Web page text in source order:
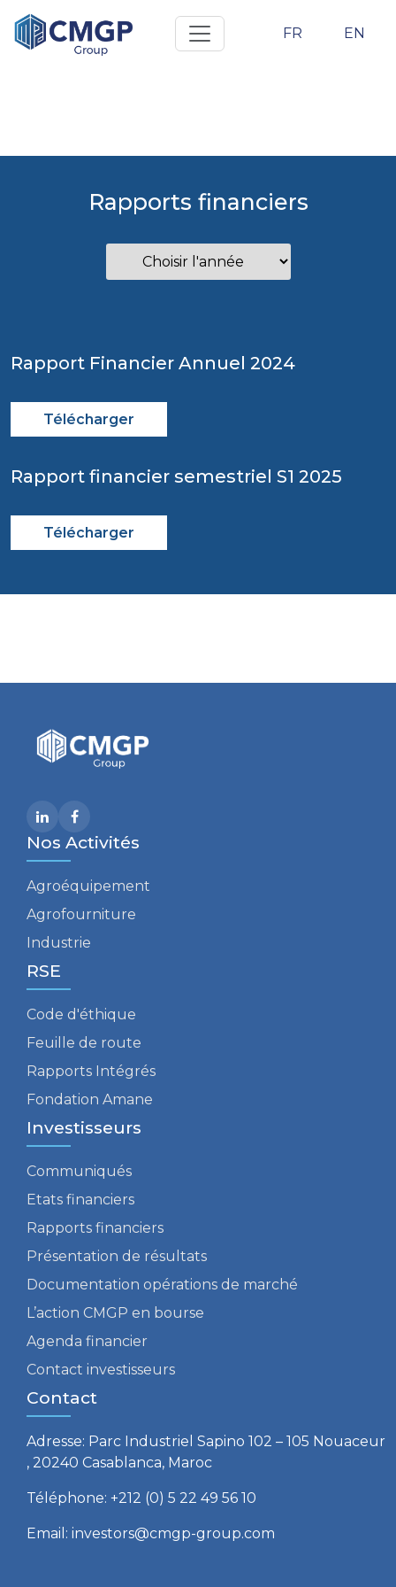
FR EN
Rapports financiers
Rapport Financier Annuel 2024
Télécharger
Rapport financier semestriel S1 2025
Télécharger
Nos Activités
Agroéquipement
Agrofourniture
Industrie
RSE
Code d'éthique
Feuille de route
Rapports Intégrés
Fondation Amane
Investisseurs
Communiqués
Etats financiers
Rapports financiers
Présentation de résultats
Documentation opérations de marché
L’action CMGP en bourse
Agenda financier
Contact investisseurs
Contact
Adresse: Parc Industriel Sapino 102 – 105 Nouaceur
, 20240 Casablanca, Maroc
Téléphone: +212 (0) 5 22 49 56 10
Email: investors@cmgp-group.com